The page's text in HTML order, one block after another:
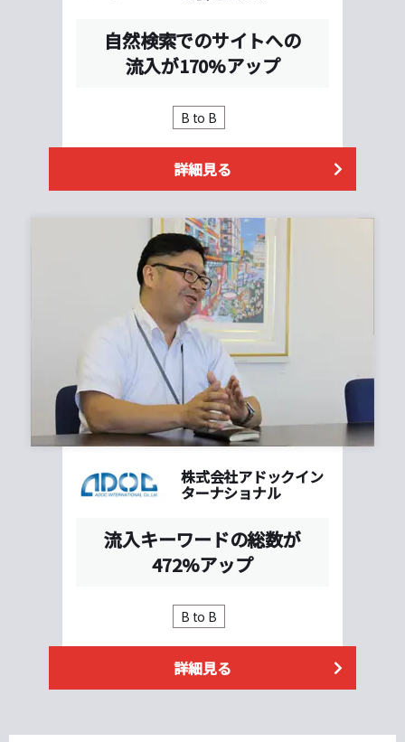
自然検索でのサイトへの
流入が170%アップ
B to B
詳細見る
株式会社アドックイン
ターナショナル
流入キーワードの総数が
472%アップ
B to B
詳細見る